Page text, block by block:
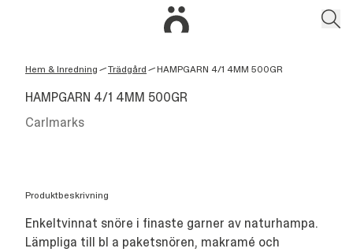
Hem & Inredning /Trädgård /HAMPGARN 4/1 4MM 500GR
HAMPGARN 4/1 4MM 500GR
Carlmarks
Produktbeskrivning
Enkeltvinnat snöre i finaste garner av naturhampa.
Lämpliga till bl a paketsnören, makramé och